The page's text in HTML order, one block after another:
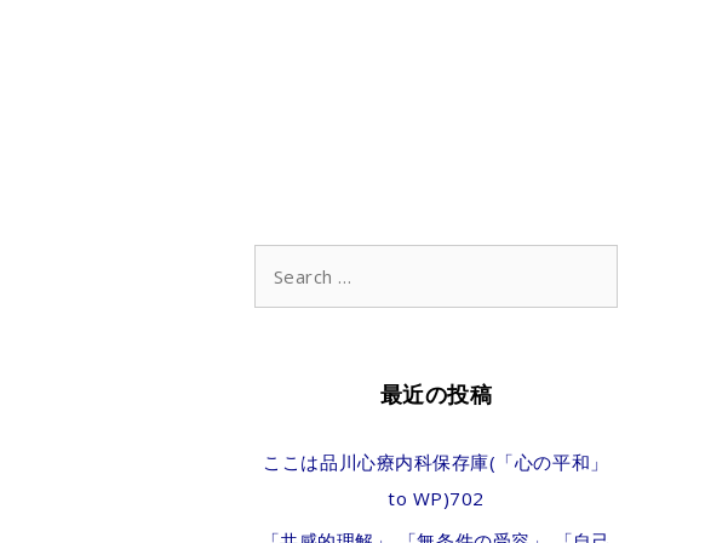
最近の投稿
ここは品川心療内科保存庫(「心の平和」
to WP)702